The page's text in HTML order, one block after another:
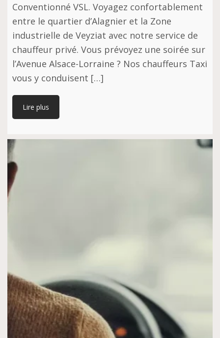
Conventionné VSL. Voyagez confortablement
entre le quartier d’Alagnier et la Zone
industrielle de Veyziat avec notre service de
chauffeur privé. Vous prévoyez une soirée sur
l’Avenue Alsace-Lorraine ? Nos chauffeurs Taxi
vous y conduisent […]
Lire plus